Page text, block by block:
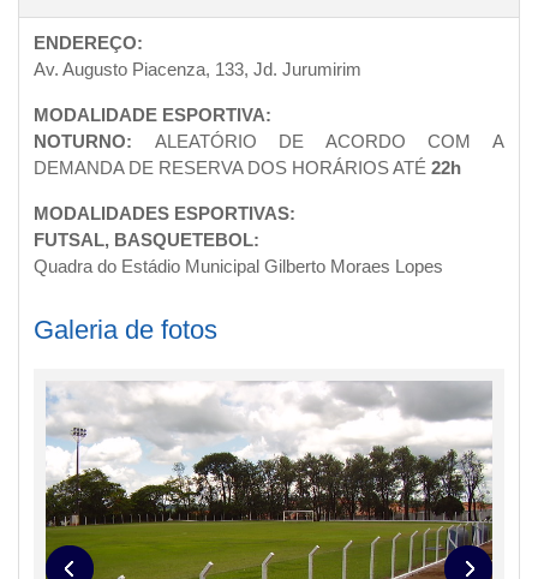
ENDEREÇO:
Av. Augusto Piacenza, 133, Jd. Jurumirim
MODALIDADE ESPORTIVA:
NOTURNO: ALEATÓRIO DE ACORDO COM A
DEMANDA DE RESERVA DOS HORÁRIOS ATÉ 22h
MODALIDADES ESPORTIVAS:
FUTSAL, BASQUETEBOL:
Quadra do Estádio Municipal Gilberto Moraes Lopes
Galeria de fotos